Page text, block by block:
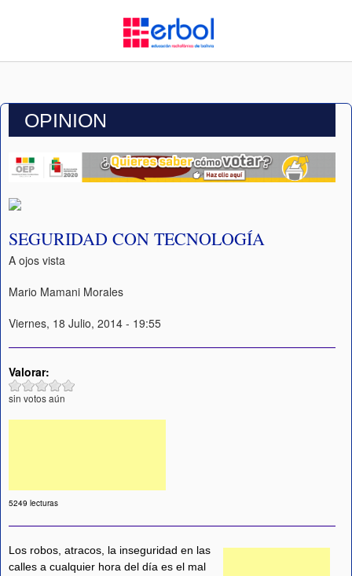
OPINION
SEGURIDAD CON TECNOLOGÍA
A ojos vista
Mario Mamani Morales
Viernes, 18 Julio, 2014 - 19:55
Valorar:
sin votos aún
5249 lecturas
Los robos, atracos, la inseguridad en las
calles a cualquier hora del día es el mal